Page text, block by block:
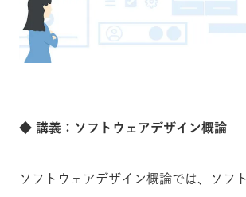
◆ 講義：ソフトウェアデザイン概論
ソフトウェアデザイン概論では、ソフ